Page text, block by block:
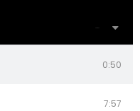
0:50
7:57